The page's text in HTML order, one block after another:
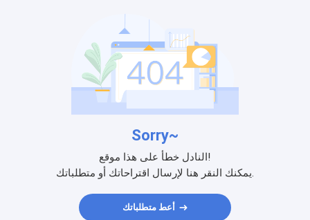
Sorry~
النادل خطأ على هذا موقع!
يمكنك النقر هنا لإرسال اقتراحاتك أو متطلباتك.